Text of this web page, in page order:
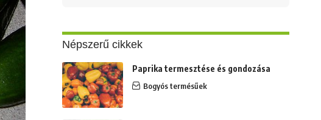
Népszerű cikkek
Paprika termesztése és gondozása
Bogyós termésűek